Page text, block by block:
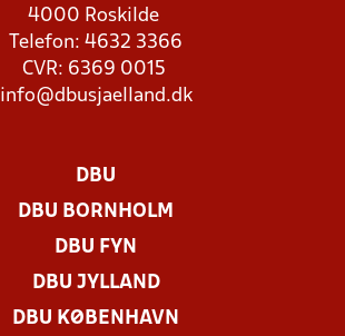
4000 Roskilde
Telefon: 4632 3366
CVR: 6369 0015
info@dbusjaelland.dk
DBU
DBU BORNHOLM
DBU FYN
DBU JYLLAND
DBU KØBENHAVN